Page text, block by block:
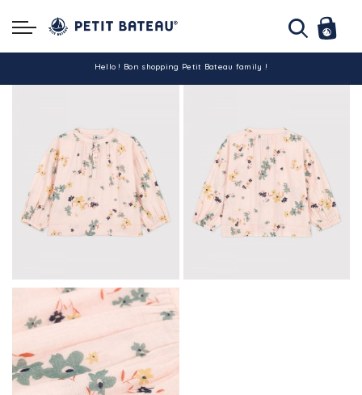
Hello ! Bon shopping Petit Bateau family !
-10% pour tout paiement par carte bancaire (hors promo)